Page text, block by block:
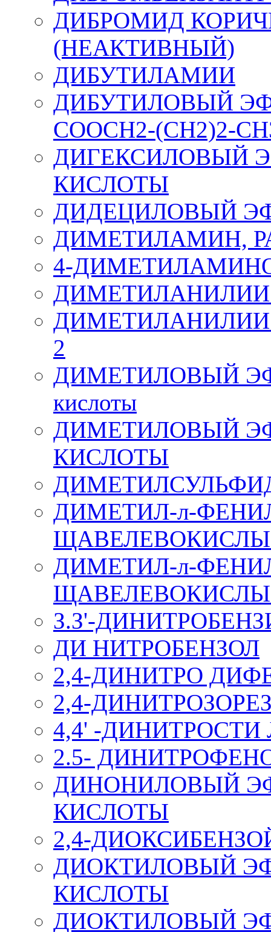
ДИБРОМИД
(НЕАКТИВНЫЙ)
ДИБУТИЛАМИИ
ДИБУТИЛОВЫЙ
СООСН2-(СН2)2-
ДИГЕКСИЛОВЫЙ
КИСЛОТЫ
ДИДЕЦИЛОВЫЙ
ДИМЕТИЛАМИН,
4-
ДИМЕТИЛАНИЛИИ
ДИМЕТИЛАНИЛИИ
2
ДИМЕТИЛОВЫЙ
кислоты
ДИМЕТИЛОВЫЙ
КИСЛОТЫ
ДИМЕТИЛ-л-
ДИМЕТИЛ-л-
ЩАВЕЛЕВОКИСЛЫЙ
З.З'-
ДИ НИТРОБЕНЗОЛ
2,4-ДИНИТРО
2,4-
4,4' -ДИНИТРОСТИ
2.5-
ДИНОНИЛОВЫЙ
КИСЛОТЫ
2,4-
ДИОКТИЛОВЫЙ
КИСЛОТЫ
ДИОКТИЛОВЫЙ